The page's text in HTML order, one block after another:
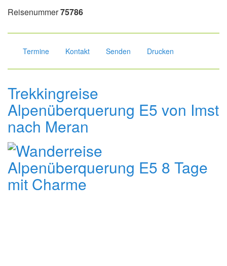
Reisenummer75786
Termine Kontakt Senden Drucken
Trekkingreise
Alpenüberquerung E5 von Imst
nach Meran